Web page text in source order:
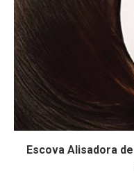
Escova Alisadora